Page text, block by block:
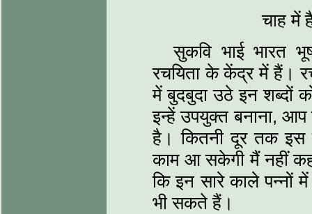
चाह में
सुकवि भाई भारत
रचयिता के केंद्र में हैं।
में बुदबुदा उठे इन शब्‍दों
इन्‍हें उपयुक्‍त बनाना,
है। कितनी दूर तक इस
काम आ सकेगी मैं नहीं
कि इन सारे काले
भी सकते हैं।